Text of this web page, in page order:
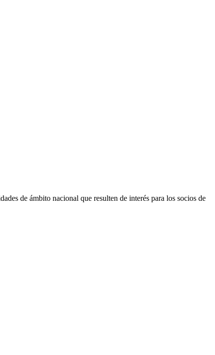
de ámbito nacional que resulten de interés para los socios de